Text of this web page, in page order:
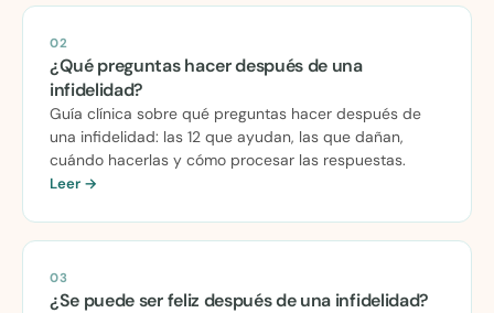
02
¿Qué preguntas hacer después de una
infidelidad?
Guía clínica sobre qué preguntas hacer después de
una infidelidad: las 12 que ayudan, las que dañan,
cuándo hacerlas y cómo procesar las respuestas.
Leer →
03
¿Se puede ser feliz después de una infidelidad?